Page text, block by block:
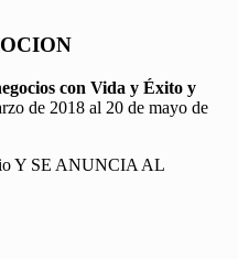
con Vida y Éxito y
de 2018 al 20 de mayo de
Y SE ANUNCIA AL